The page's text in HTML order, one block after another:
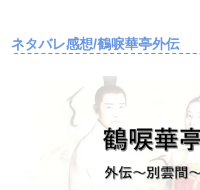
ネタバレ感想/鶴唳華亭外伝